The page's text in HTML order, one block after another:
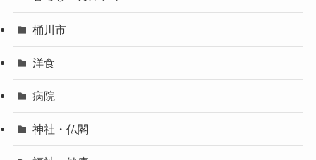
桶川市
洋食
病院
神社・仏閣